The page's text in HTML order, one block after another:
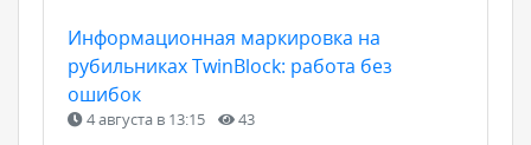
Информационная маркировка на
рубильниках TwinBlock: работа без
ошибок
4 августа в 13:15 43